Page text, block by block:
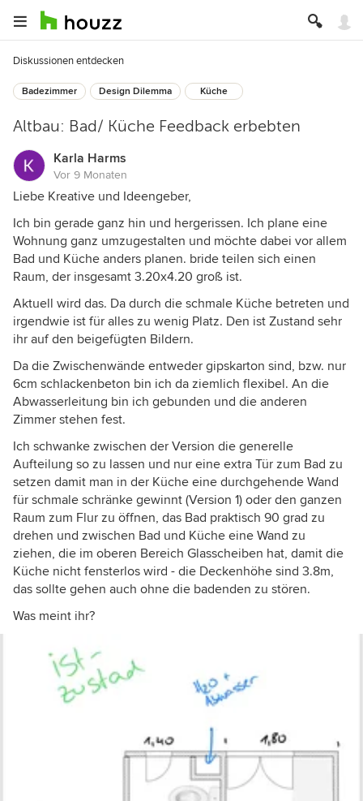
Diskussionen entdecken
Badezimmer Design Dilemma Küche
Altbau: Bad/ Küche Feedback erbebten
Karla Harms
Vor 9 Monaten
Liebe Kreative und Ideengeber,
Ich bin gerade ganz hin und hergerissen. Ich plane eine
Wohnung ganz umzugestalten und möchte dabei vor allem
Bad und Küche anders planen. bride teilen sich einen
Raum, der insgesamt 3.20x4.20 groß ist.
Aktuell wird das. Da durch die schmale Küche betreten und
irgendwie ist für alles zu wenig Platz. Den ist Zustand sehr
ihr auf den beigefügten Bildern.
Da die Zwischenwände entweder gipskarton sind, bzw. nur
6cm schlackenbeton bin ich da ziemlich flexibel. An die
Abwasserleitung bin ich gebunden und die anderen
Zimmer stehen fest.
Ich schwanke zwischen der Version die generelle
Aufteilung so zu lassen und nur eine extra Tür zum Bad zu
setzen damit man in der Küche eine durchgehende Wand
für schmale schränke gewinnt (Version 1) oder den ganzen
Raum zum Flur zu öffnen, das Bad praktisch 90 grad zu
drehen und zwischen Bad und Küche eine Wand zu
ziehen, die im oberen Bereich Glasscheiben hat, damit die
Küche nicht fensterlos wird - die Deckenhöhe sind 3.8m,
das sollte gehen auch ohne die badenden zu stören.
Was meint ihr?